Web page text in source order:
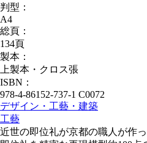
判型：
A4
総頁：
134頁
製本：
上製本・クロス張
ISBN：
978-4-86152-737-1 C0072
デザイン・工藝・建築
工藝
近世の即位礼が京都の職人が作